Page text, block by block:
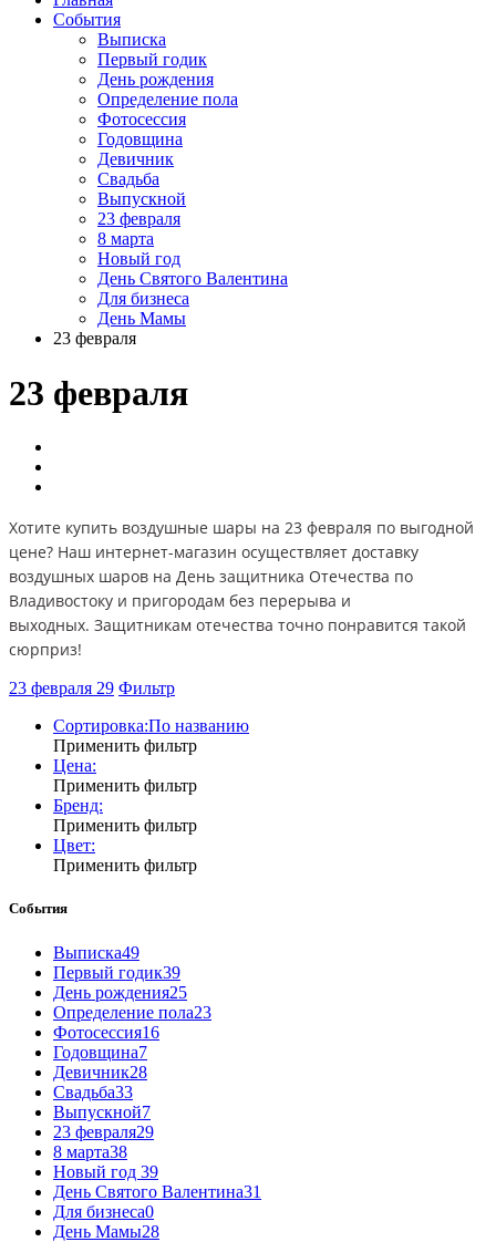
События
Выписка
Первый годик
День рождения
Определение пола
Фотосессия
Годовщина
Девичник
Свадьба
Выпускной
23 февраля
8 марта
Новый год
День Святого Валентина
Для бизнеса
День Мамы
23 февраля
23 февраля
Хотите купить воздушные шары на 23 февраля по выгодной
цене? Наш интернет-магазин осуществляет доставку
воздушных шаров на День защитника Отечества по
Владивостоку и пригородам без перерыва и
выходных. Защитникам отечества точно понравится такой
сюрприз!
23 февраля 29 Фильтр
Сортировка:По названию
Применить фильтр
Цена:
Применить фильтр
Бренд:
Применить фильтр
Цвет:
Применить фильтр
События
Выписка49
Первый годик39
День рождения25
Определение пола23
Фотосессия16
Годовщина7
Девичник28
Свадьба33
Выпускной7
23 февраля29
8 марта38
Новый год 39
День Святого Валентина31
Для бизнеса0
День Мамы28